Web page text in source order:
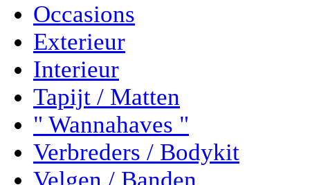
Occasions
Exterieur
Interieur
Tapijt / Matten
" Wannahaves "
Verbreders / Bodykit